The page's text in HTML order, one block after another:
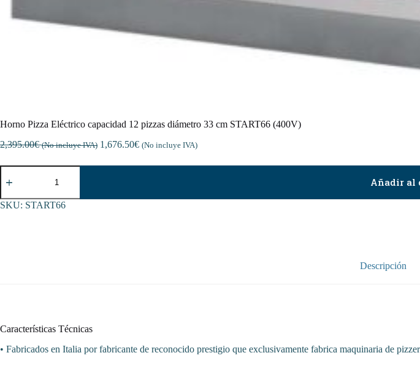
Horno Pizza Eléctrico capacidad 12 pizzas diámetro 33 cm START66 (400V)
2,395.00€ (No incluye IVA) 1,676.50€ (No incluye IVA)
Horno
Pizza
capacidad
12
Añadir al
SKU: START66
Descripción
Características Técnicas
• Fabricados en Italia por fabricante de reconocido prestigio que exclusivamente fabrica maquinaria de